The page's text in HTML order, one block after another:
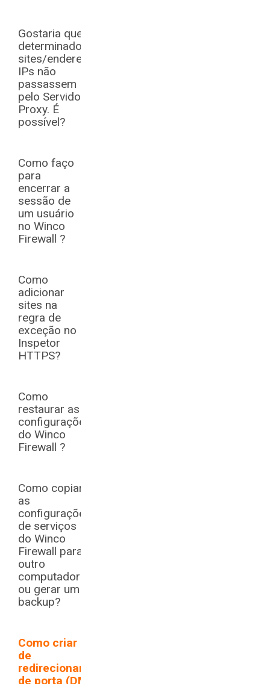
Gostaria que
determinados
sites/endereços
IPs não
passassem
pelo Servidor
Proxy. É
possível?
Como faço
para
encerrar a
sessão de
um usuário
no Winco
Firewall ?
Como
adicionar
sites na
regra de
exceção no
Inspetor
HTTPS?
Como
restaurar as
configurações
do Winco
Firewall ?
Como copiar
as
configurações
de serviços
do Winco
Firewall para
outro
computador
ou gerar um
backup?
Como criar regra
de
redirecionamento
de porta (DMZ) ?